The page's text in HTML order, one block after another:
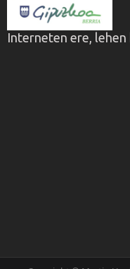
Interneten ere, lehen